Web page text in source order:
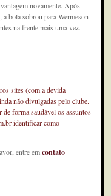
novamente. Após
a bola sobrou para Wermeson
na frente mais uma vez.
sites (com a devida
não divulgadas pelo clube.
de forma saudável os assuntos
identificar como
entre emcontato